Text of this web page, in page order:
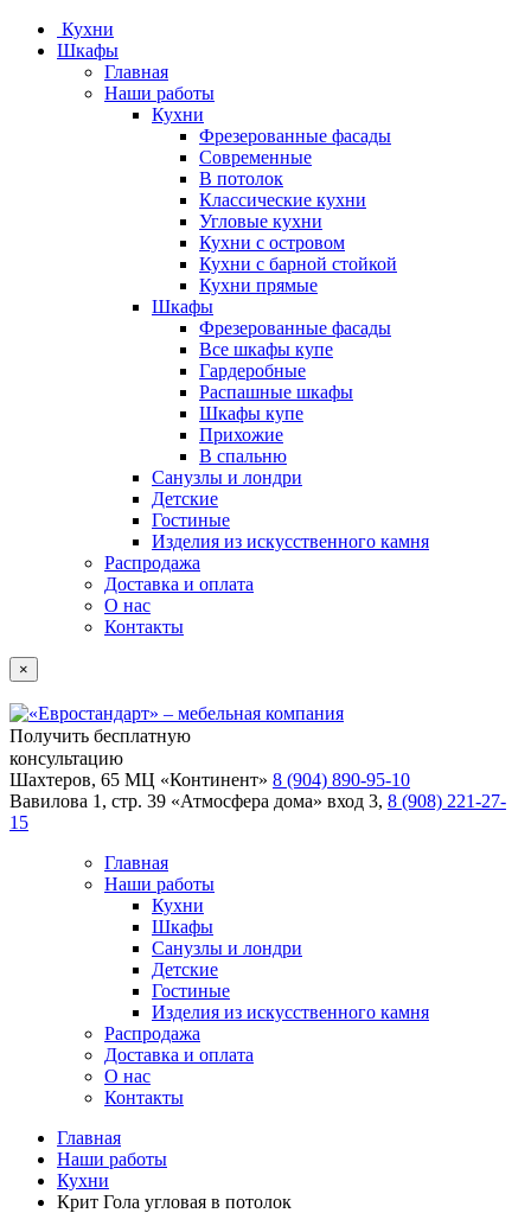
Кухни
Шкафы
Главная
Наши работы
Кухни
Фрезерованные фасады
Современные
В потолок
Классические кухни
Угловые кухни
Кухни с островом
Кухни с барной стойкой
Кухни прямые
Шкафы
Фрезерованные фасады
Все шкафы купе
Гардеробные
Распашные шкафы
Шкафы купе
Прихожие
В спальню
Санузлы и лондри
Детские
Гостиные
Изделия из искусственного камня
Распродажа
Доставка и оплата
О нас
Контакты
×
Получить бесплатную
консультацию
Шахтеров, 65 МЦ «Континент» 8 (904) 890-95-10
Вавилова 1, стр. 39 «Атмосфера дома» вход 3, 8 (908) 221-27-
15
Главная
Наши работы
Кухни
Шкафы
Санузлы и лондри
Детские
Гостиные
Изделия из искусственного камня
Распродажа
Доставка и оплата
О нас
Контакты
Главная
Наши работы
Кухни
Крит Гола угловая в потолок